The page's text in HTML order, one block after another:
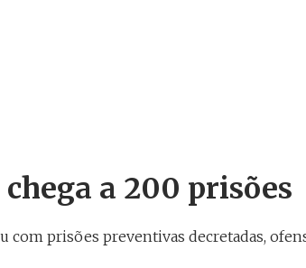
a 200 prisões
com prisões preventivas decretadas,